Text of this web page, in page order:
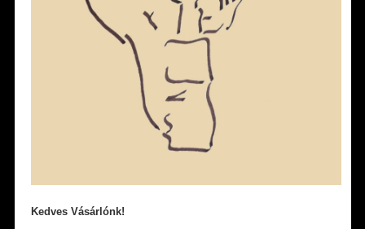
Kedves Vásárlónk!